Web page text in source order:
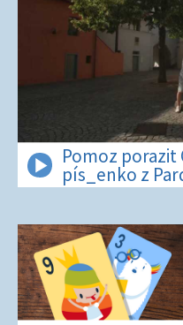
Pomoz
pís_enko z